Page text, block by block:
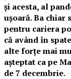
și acesta, al
ușoară. Ba chiar
pentru cariera
că având în
alte forțe mai
așteptat ca pe
de 7 decembrie.